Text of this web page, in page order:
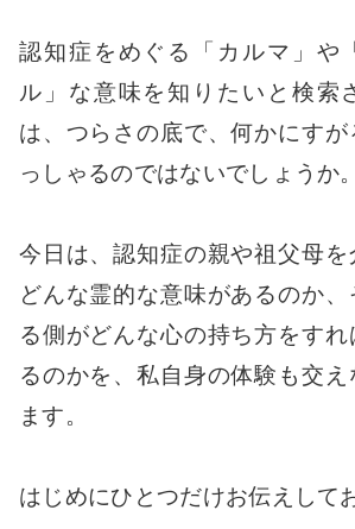
認知症をめぐる「カルマ」や
ル」な意味を知りたいと検索
は、つらさの底で、何かにすが
っしゃるのではないでしょうか。
今日は、認知症の親や祖父母
どんな霊的な意味があるのか
る側がどんな心の持ち方をす
るのかを、私自身の体験も交え
ます。
はじめにひとつだけお伝えして